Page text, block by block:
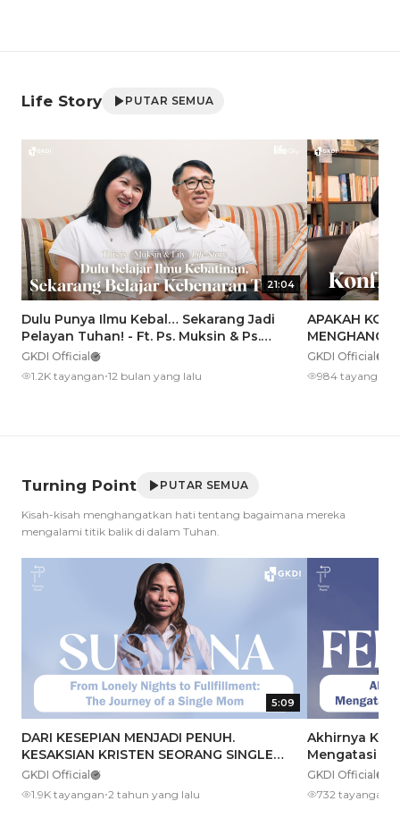
Life Story PUTAR SEMUA
21:04
Dulu Punya Ilmu Kebal… Sekarang Jadi
Pelayan Tuhan! - Ft. Ps. Muksin & Ps.
Lily
GKDI Official
1.2K tayangan•12 bulan yang lalu
APAKAH
Life Story |
GKDI Official
984 tayangan
Turning Point PUTAR SEMUA
Kisah-kisah menghangatkan hati tentang bagaimana mereka
mengalami titik balik di dalam Tuhan.
5:09
DARI KESEPIAN MENJADI PENUH.
KESAKSIAN KRISTEN SEORANG SINGLE
MOM | TURNING POINT SUSYANA GKDI
GKDI Official
1.9K tayangan•2 tahun yang lalu
Akhirnya Ku
Mengatasi
Mama |
GKDI Official
732 tayangan